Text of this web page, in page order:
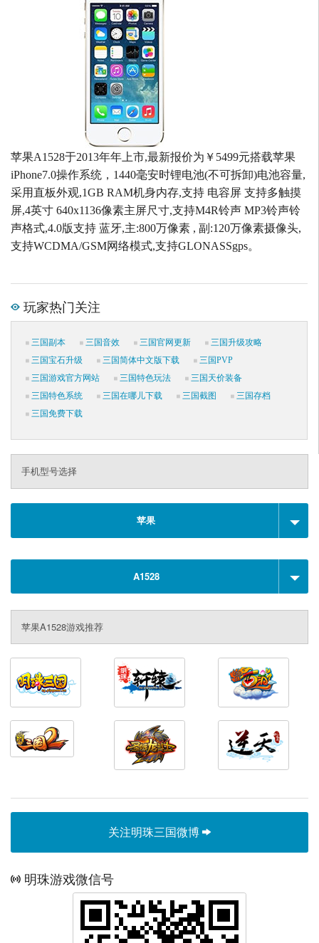
苹果A1528于2013年年上市,最新报价为￥5499元搭载苹果
iPhone7.0操作系统，1440毫安时锂电池(不可拆卸)电池容量,
采用直板外观,1GB RAM机身内存,支持 电容屏 支持多触摸
屏,4英寸 640x1136像素主屏尺寸,支持M4R铃声 MP3铃声铃
声格式,4.0版支持 蓝牙,主:800万像素 , 副:120万像素摄像头,
支持WCDMA/GSM网络模式,支持GLONASSgps。
玩家热门关注
三国副本 三国音效 三国官网更新
三国升级攻略
三国宝石升级
三国简体中文版下载
三国PVP
三国游戏官方网站
三国特色玩法
三国天价装备
三国特色系统
三国在哪儿下载 三国截图
三国存档
三国免费下载
手机型号选择
苹果
A1528
苹果A1528游戏推荐
关注明珠三国微博
明珠游戏微信号